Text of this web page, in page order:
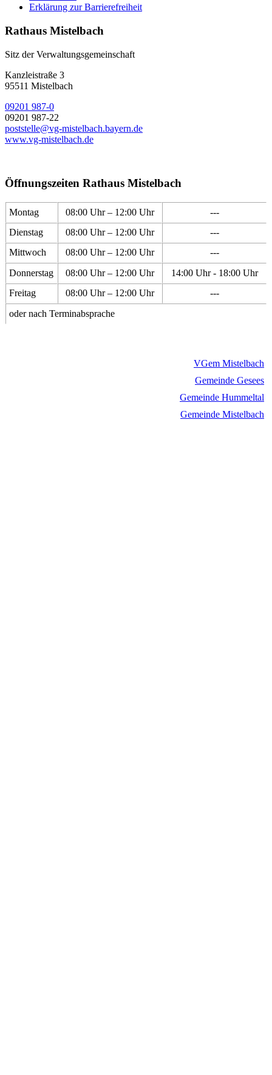
Erklärung zur Barrierefreiheit
Rathaus Mistelbach
Sitz der Verwaltungsgemeinschaft
Kanzleistraße 3
95511 Mistelbach
09201 987-0
09201 987-22
poststelle@vg-mistelbach.bayern.de
www.vg-mistelbach.de
Öffnungszeiten Rathaus Mistelbach
Montag 08:00 Uhr – 12:00 Uhr
---
Dienstag
08:00 Uhr – 12:00 Uhr
---
Mittwoch
08:00 Uhr – 12:00 Uhr
---
Donnerstag
08:00 Uhr – 12:00 Uhr
14:00 Uhr - 18:00 Uhr
Freitag
08:00 Uhr – 12:00 Uhr
---
oder nach Terminabsprache
VGem Mistelbach
Gemeinde Gesees
Gemeinde Hummeltal
Gemeinde Mistelbach